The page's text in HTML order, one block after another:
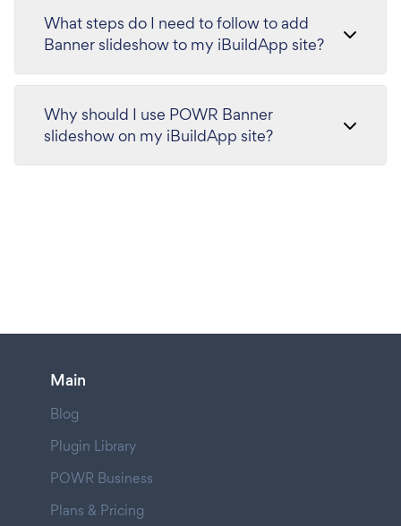
What steps do I need to follow to add
Banner slideshow to my iBuildApp site?
Why should I use POWR Banner
slideshow on my iBuildApp site?
Main
Blog
Plugin Library
POWR Business
Plans & Pricing